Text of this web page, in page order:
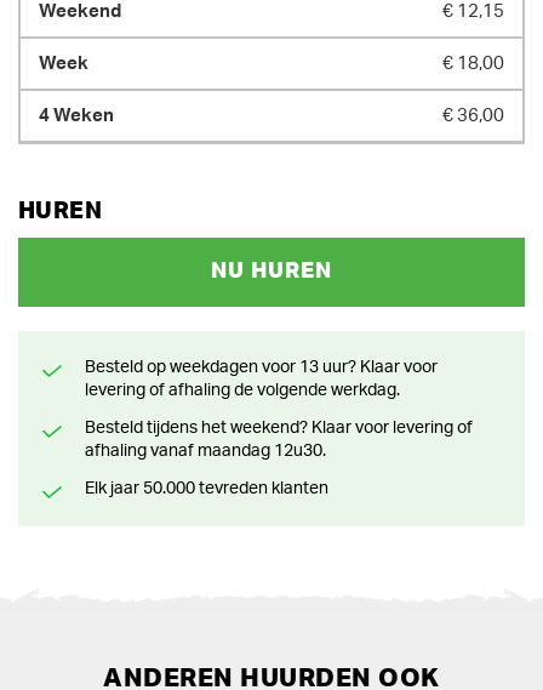
€ 12,15
€ 18,00
€ 36,00
HUREN
NU HUREN
Besteld op weekdagen voor 13 uur? Klaar voor
levering of afhaling de volgende werkdag.
Besteld tijdens het weekend? Klaar voor levering of
afhaling vanaf maandag 12u30.
Elk jaar 50.000 tevreden klanten
ANDEREN HUURDEN OOK